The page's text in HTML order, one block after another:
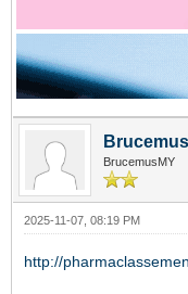
Brucemus
BrucemusMY
2025-11-07, 08:19 PM
http://